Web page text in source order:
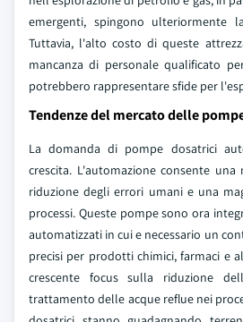
emergenti, spingono ulteriormente
Tuttavia, l'alto costo di queste
mancanza di personale qualificato
potrebbero rappresentare sfide per
Tendenze del mercato delle
La domanda di pompe dosatrici
crescita. L'automazione consente una
riduzione degli errori umani e una
processi. Queste pompe sono ora
automatizzati in cui e necessario un
precisi per prodotti chimici, farmaci e
crescente focus sulla riduzione
trattamento delle acque reflue nei